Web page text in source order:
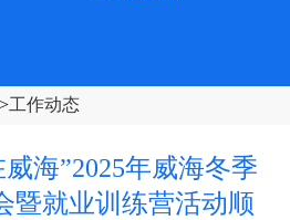
>工作动态
海”2025年威海冬季
暨就业训练营活动顺